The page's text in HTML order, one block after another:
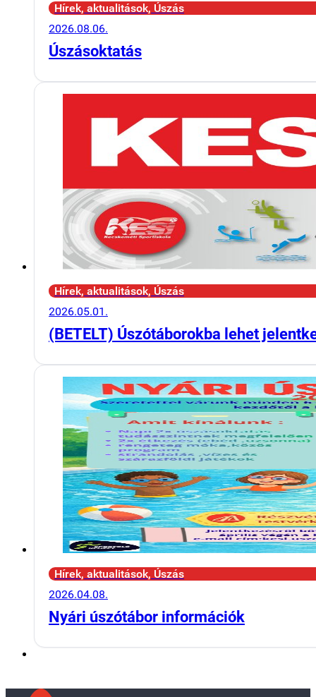
Hírek, aktualitások, Úszás
2026.08.06.
Úszásoktatás
Hírek, aktualitások, Úszás
2026.05.01.
(BETELT) Úszótáborokba lehet
Hírek, aktualitások, Úszás
2026.04.08.
Nyári úszótábor információk